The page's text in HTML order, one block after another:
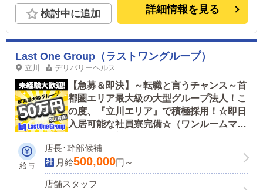
検討中に追加 詳細情報を見る
Last One Group（ラストワングループ）
立川 デリバリーヘルス
【急募＆即決】～転職と言うチャンス～首
都圏エリア最大級の大型グループ法人！こ
の度、『立川エリア』で積極採用！☆即日
入居可能な社員寮完備☆（ワンルームマン
給与
店長･幹部候補
月給500,000円～
店舗スタッフ